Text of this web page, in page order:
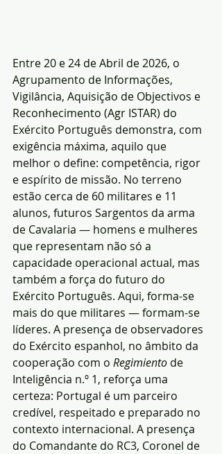
Entre 20 e 24 de Abril de 2026, o
Agrupamento de Informações,
Vigilância, Aquisição de Objectivos e
Reconhecimento (Agr ISTAR) do
Exército Português demonstra, com
exigência máxima, aquilo que
melhor o define: competência, rigor
e espírito de missão. No terreno
estão cerca de 60 militares e 11
alunos, futuros Sargentos da arma
de Cavalaria — homens e mulheres
que representam não só a
capacidade operacional actual, mas
também a força do futuro do
Exército Português. Aqui, forma-se
mais do que militares — formam-se
líderes. A presença de observadores
do Exército espanhol, no âmbito da
cooperação com o Regimiento de
Inteligência n.º 1, reforça uma
certeza: Portugal é um parceiro
credível, respeitado e preparado no
contexto internacional. A presença
do Comandante do RC3, Coronel de